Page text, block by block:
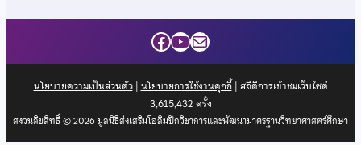
Facebook
YouTube
Mail
นโยบายความเป็นส่วนตัว| นโยบายการใช้งานคุกกี้| สถิติการเข้าชมเว็บไซต์
3,615,432 ครั้ง
สงวนลิขสิทธิ์ © 2026 มูลนิธิส่งเสริมโอลิมปิกวิชาการและพัฒนามาตรฐานวิทยาศาสตร์ศึกษา